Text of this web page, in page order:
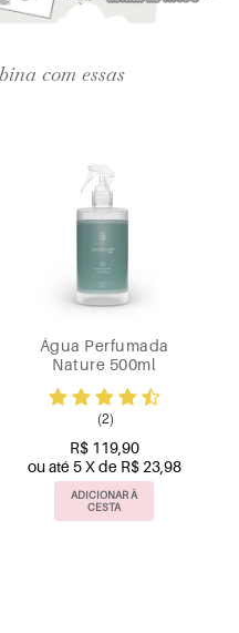
com essas
Água Perfumada
Nature 500ml
(2)
R$ 119,90
ou até 5 X de R$ 23,98
ADICIONAR À
CESTA